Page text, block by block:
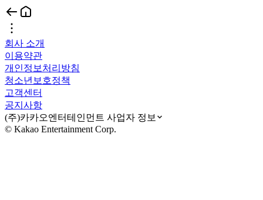
회사 소개
이용약관
개인정보처리방침
청소년보호정책
고객센터
공지사항
(주)카카오엔터테인먼트 사업자 정보
© Kakao Entertainment Corp.